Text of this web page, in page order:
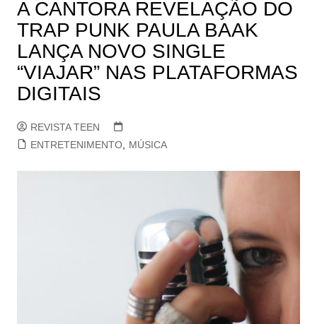
A CANTORA REVELAÇÃO DO
TRAP PUNK PAULA BAAK
LANÇA NOVO SINGLE
“VIAJAR” NAS PLATAFORMAS
DIGITAIS
REVISTA TEEN
ENTRETENIMENTO, MÚSICA